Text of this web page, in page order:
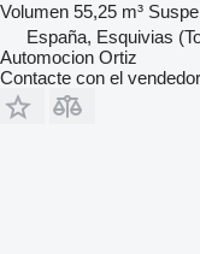
Volumen 55,25 m³
España, Esquivias
Automocion Ortiz
Contacte con el vendedor